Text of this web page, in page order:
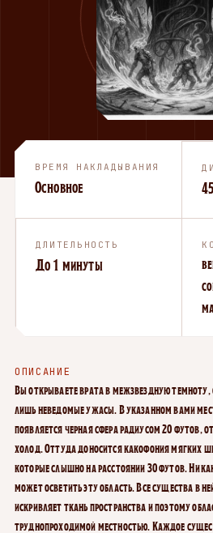
ВРЕМЯ НАКЛАДЫВАНИЯ
Основное
ДЛИТЕЛЬНОСТЬ
До 1 минуты
ОПИСАНИЕ
Вы открываете врата в межзвездную темноту,
лишь неведомые ужасы. В указанном вами
появляется черная сфера радиусом 20 футов,
холод. Оттуда доносится какофония мягких
которые слышно на расстоянии 30 футов.
может осветить эту область. Все существа в
искривляет ткань пространства и поэтому
труднопроходимой местностью. Каждое